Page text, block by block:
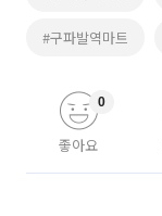
#구파발역마트
좋아요
0